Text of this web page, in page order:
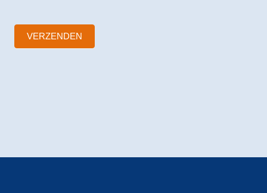
VERZENDEN